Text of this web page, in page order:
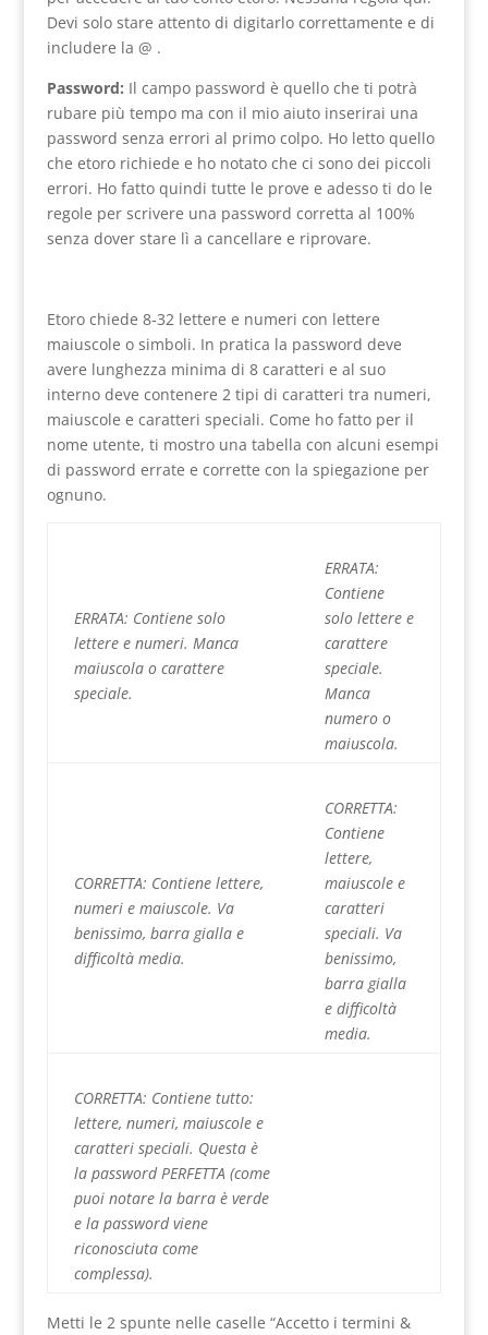
Devi solo stare attento di digitarlo correttamente e di
includere la @ .
Password: Il campo password è quello che ti potrà
rubare più tempo ma con il mio aiuto inserirai una
password senza errori al primo colpo. Ho letto quello
che etoro richiede e ho notato che ci sono dei piccoli
errori. Ho fatto quindi tutte le prove e adesso ti do le
regole per scrivere una password corretta al 100%
senza dover stare lì a cancellare e riprovare.
Etoro chiede 8-32 lettere e numeri con lettere
maiuscole o simboli. In pratica la password deve
avere lunghezza minima di 8 caratteri e al suo
interno deve contenere 2 tipi di caratteri tra numeri,
maiuscole e caratteri speciali. Come ho fatto per il
nome utente, ti mostro una tabella con alcuni esempi
di password errate e corrette con la spiegazione per
ognuno.
ERRATA: Contiene solo
lettere e numeri. Manca
maiuscola o carattere
speciale.
ERRATA:
Contiene
solo lettere e
carattere
speciale.
Manca
numero o
maiuscola.
CORRETTA: Contiene lettere,
numeri e maiuscole. Va
benissimo, barra gialla e
difficoltà media.
CORRETTA:
Contiene
lettere,
maiuscole e
caratteri
speciali. Va
benissimo,
barra gialla
e difficoltà
media.
CORRETTA: Contiene tutto:
lettere, numeri, maiuscole e
caratteri speciali. Questa è
la password PERFETTA (come
puoi notare la barra è verde
e la password viene
riconosciuta come
complessa).
Metti le 2 spunte nelle caselle “Accetto i termini &